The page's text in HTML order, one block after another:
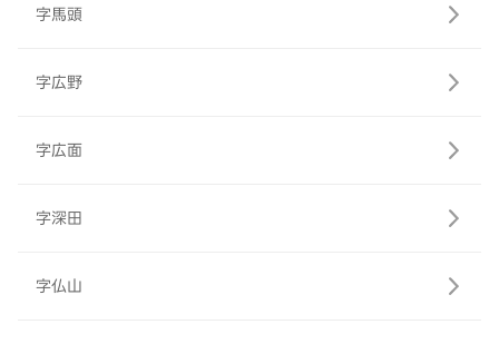
字馬頭
字広野
字広面
字深田
字仏山